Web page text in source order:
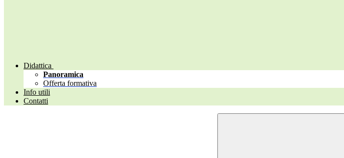
Didattica
Panoramica
Offerta formativa
Info utili
Contatti